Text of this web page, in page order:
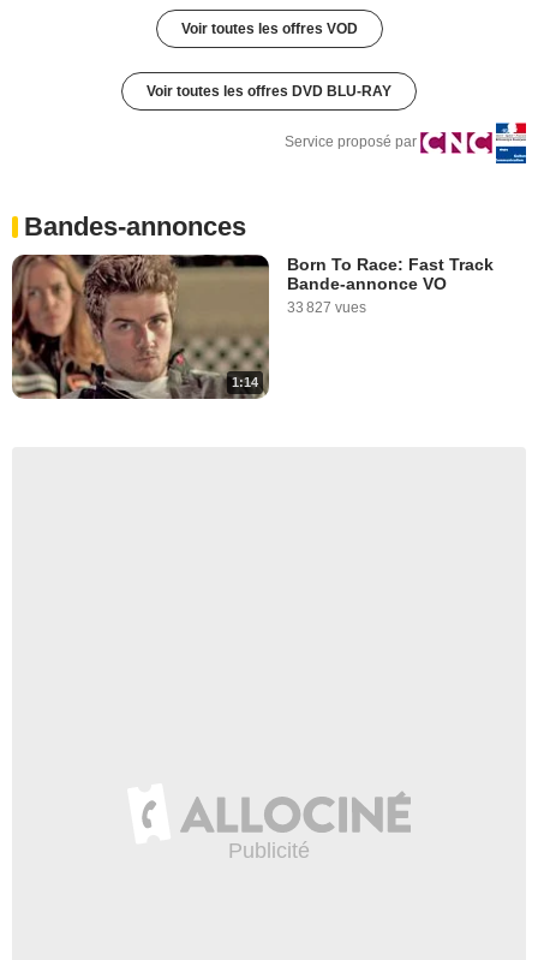
Voir toutes les offres VOD
Voir toutes les offres DVD BLU-RAY
Service proposé par
Bandes-annonces
1:14
Born To Race: Fast Track
Bande-annonce VO
33 827 vues